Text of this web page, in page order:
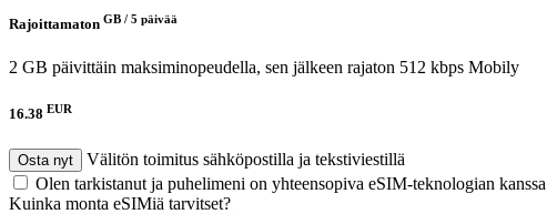
Rajoittamaton GB / 5 päivää
2 GB päivittäin maksiminopeudella, sen jälkeen rajaton 512 kbps Mobily
16.38 EUR
Osta nyt
Välitön toimitus sähköpostilla ja tekstiviestillä
Olen tarkistanut ja puhelimeni on yhteensopiva eSIM-teknologian kanssa
Kuinka monta eSIMiä tarvitset?